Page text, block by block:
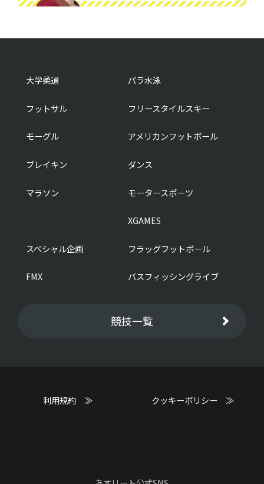
大学柔道 パラ水泳
フットサル フリースタイルスキー
モーグル アメリカンフットボール
ブレイキン ダンス
マラソン モータースポーツ
XGAMES
スペシャル企画 フラッグフットボール
FMX バスフィッシングライブ
競技一覧
利用規約 ≫ クッキーポリシー ≫